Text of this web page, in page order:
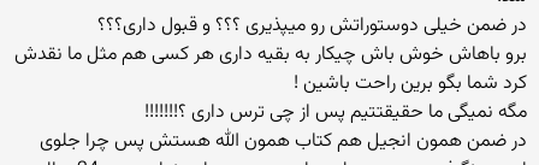
در ضمن خیلی دوستوراتش رو میپذیری ؟؟؟ و قبول داری؟؟؟
برو باهاش خوش باش چیكار به بقیه داری هر كسی هم مثل ما نقدش
كرد شما بگو برین راحت باشین !
مگه نمیگی ما حقیقتتیم پس از چی ترس داری ؟!!!!!!!
در ضمن همون انجیل هم كتاب همون الله هستش پس چرا جلوی